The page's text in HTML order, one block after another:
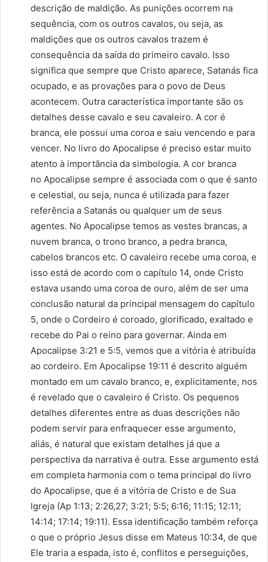
descrição de maldição. As punições ocorrem na
sequência, com os outros cavalos, ou seja, as
maldições que os outros cavalos trazem é
consequência da saída do primeiro cavalo. Isso
significa que sempre que Cristo aparece, Satanás fica
ocupado, e as provações para o povo de Deus
acontecem. Outra característica importante são os
detalhes desse cavalo e seu cavaleiro. A cor é
branca, ele possui uma coroa e saiu vencendo e para
vencer. No livro do Apocalipse é preciso estar muito
atento à importância da simbologia. A cor branca
no Apocalipse sempre é associada com o que é santo
e celestial, ou seja, nunca é utilizada para fazer
referência a Satanás ou qualquer um de seus
agentes. No Apocalipse temos as vestes brancas, a
nuvem branca, o trono branco, a pedra branca,
cabelos brancos etc. O cavaleiro recebe uma coroa, e
isso está de acordo com o capítulo 14, onde Cristo
estava usando uma coroa de ouro, além de ser uma
conclusão natural da principal mensagem do capítulo
5, onde o Cordeiro é coroado, glorificado, exaltado e
recebe do Pai o reino para governar. Ainda em
Apocalipse 3:21 e 5:5, vemos que a vitória é atribuída
ao cordeiro. Em Apocalipse 19:11 é descrito alguém
montado em um cavalo branco, e, explicitamente, nos
é revelado que o cavaleiro é Cristo. Os pequenos
detalhes diferentes entre as duas descrições não
podem servir para enfraquecer esse argumento,
aliás, é natural que existam detalhes já que a
perspectiva da narrativa é outra. Esse argumento está
em completa harmonia com o tema principal do livro
do Apocalipse, que é a vitória de Cristo e de Sua
Igreja (Ap 1:13; 2:26,27; 3:21; 5:5; 6:16; 11:15; 12:11;
14:14; 17:14; 19:11). Essa identificação também reforça
o que o próprio Jesus disse em Mateus 10:34, de que
Ele traria a espada, isto é, conflitos e perseguições,